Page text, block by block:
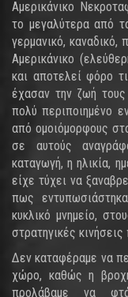
Αμερικάνικο
το μεγαλύτερα από
γερμανικό, καναδικό,
Αμερικάνικο
και αποτελεί φόρο
έχασαν την ζωή
πολύ περιποιημένο
από ομοιόμορφους
σε αυτούς
καταγωγή, η ηλικία,
είχε τύχει να
πως
κυκλικό μνημείο,
στρατηγικές
Δεν καταφέραμε να
χώρο, καθώς η
προλάβαμε να